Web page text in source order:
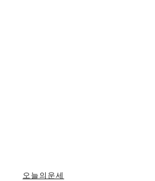
오늘의운세